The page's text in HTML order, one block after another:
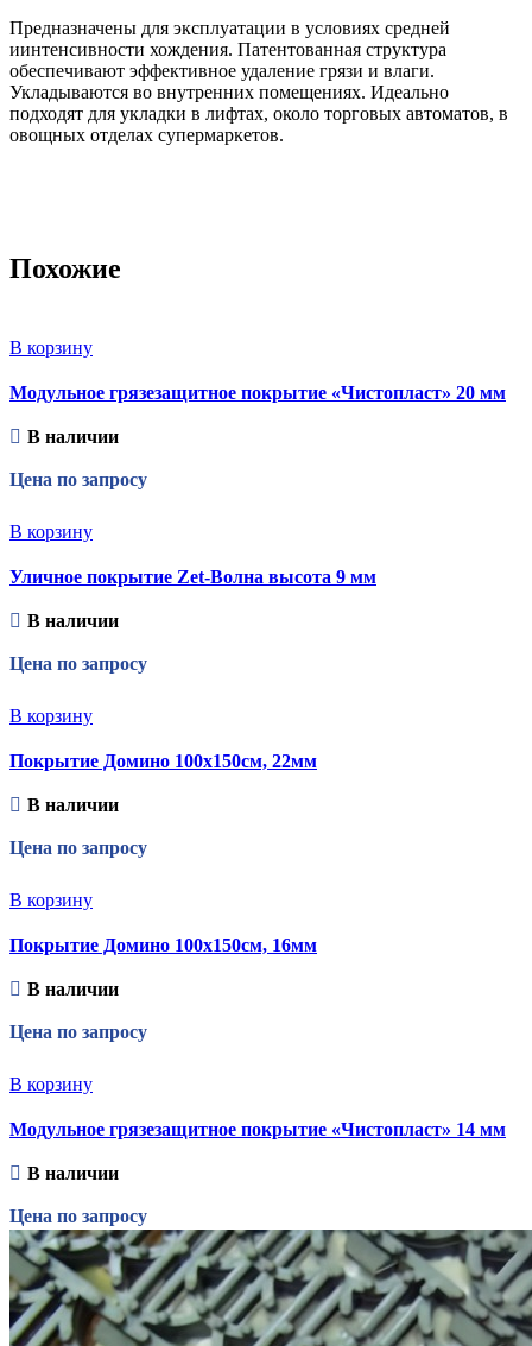
Предназначены для эксплуатации в условиях средней
иинтенсивности хождения. Патентованная структура
обеспечивают эффективное удаление грязи и влаги.
Укладываются во внутренних помещениях. Идеально
подходят для укладки в лифтах, около торговых автоматов, в
овощных отделах супермаркетов.
Похожие
В корзину
Модульное грязезащитное покрытие «Чистопласт» 20 мм
В наличии
Цена по запросу
В корзину
Уличное покрытие Zet-Волна высота 9 мм
В наличии
Цена по запросу
В корзину
Покрытие Домино 100х150см, 22мм
В наличии
Цена по запросу
В корзину
Покрытие Домино 100х150см, 16мм
В наличии
Цена по запросу
В корзину
Модульное грязезащитное покрытие «Чистопласт» 14 мм
В наличии
Цена по запросу